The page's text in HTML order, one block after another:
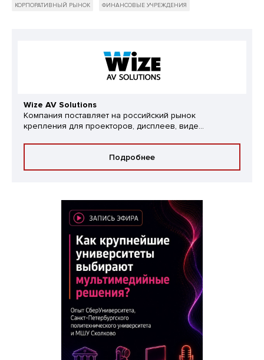
КОРПОРАТИВНЫЙ РЫНОК ФИНАНСОВЫЕ УЧРЕЖДЕНИЯ
Wize AV Solutions
Компания поставляет на российский рынок
крепления для проекторов, дисплеев, виде...
Подробнее